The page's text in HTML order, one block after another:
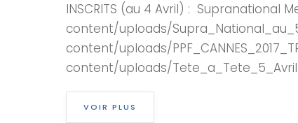
INSCRITS (au 4 Avril) :
content/uploads/
content/uploads/
content/uploads/
VOIR PLUS